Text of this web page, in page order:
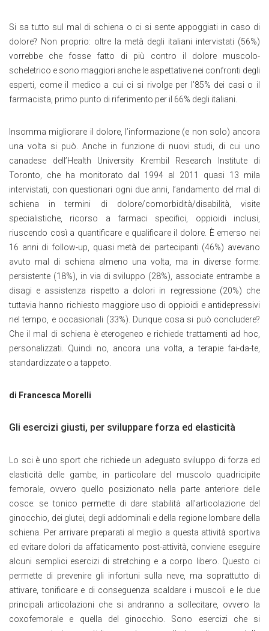
Si sa tutto sul mal di schiena o ci si sente appoggiati in caso di
dolore? Non proprio: oltre la metà degli italiani intervistati (56%)
vorrebbe che fosse fatto di più contro il dolore muscolo-
scheletrico e sono maggiori anche le aspettative nei confronti degli
esperti, come il medico a cui ci si rivolge per l’85% dei casi o il
farmacista, primo punto di riferimento per il 66% degli italiani.
Insomma migliorare il dolore, l’informazione (e non solo) ancora
una volta si può. Anche in funzione di nuovi studi, di cui uno
canadese dell’Health University Krembil Research Institute di
Toronto, che ha monitorato dal 1994 al 2011 quasi 13 mila
intervistati, con questionari ogni due anni, l’andamento del mal di
schiena in termini di dolore/comorbidità/disabilità, visite
specialistiche, ricorso a farmaci specifici, oppioidi inclusi,
riuscendo così a quantificare e qualificare il dolore. È emerso nei
16 anni di follow-up, quasi metà dei partecipanti (46%) avevano
avuto mal di schiena almeno una volta, ma in diverse forme:
persistente (18%), in via di sviluppo (28%), associate entrambe a
disagi e assistenza rispetto a dolori in regressione (20%) che
tuttavia hanno richiesto maggiore uso di oppioidi e antidepressivi
nel tempo, e occasionali (33%). Dunque cosa si può concludere?
Che il mal di schiena è eterogeneo e richiede trattamenti ad hoc,
personalizzati. Quindi no, ancora una volta, a terapie fai-da-te,
standardizzate o a tappeto.
di Francesca Morelli
Gli esercizi giusti, per sviluppare forza ed elasticità
Lo sci è uno sport che richiede un adeguato sviluppo di forza ed
elasticità delle gambe, in particolare del muscolo quadricipite
femorale, ovvero quello posizionato nella parte anteriore delle
cosce: se tonico permette di dare stabilità all’articolazione del
ginocchio, dei glutei, degli addominali e della regione lombare della
schiena. Per arrivare preparati al meglio a questa attività sportiva
ed evitare dolori da affaticamento post-attività, conviene eseguire
alcuni semplici esercizi di stretching e a corpo libero. Questo ci
permette di prevenire gli infortuni sulla neve, ma soprattutto di
attivare, tonificare e di conseguenza scaldare i muscoli e le due
principali articolazioni che si andranno a sollecitare, ovvero la
coxofemorale e quella del ginocchio. Sono esercizi che si